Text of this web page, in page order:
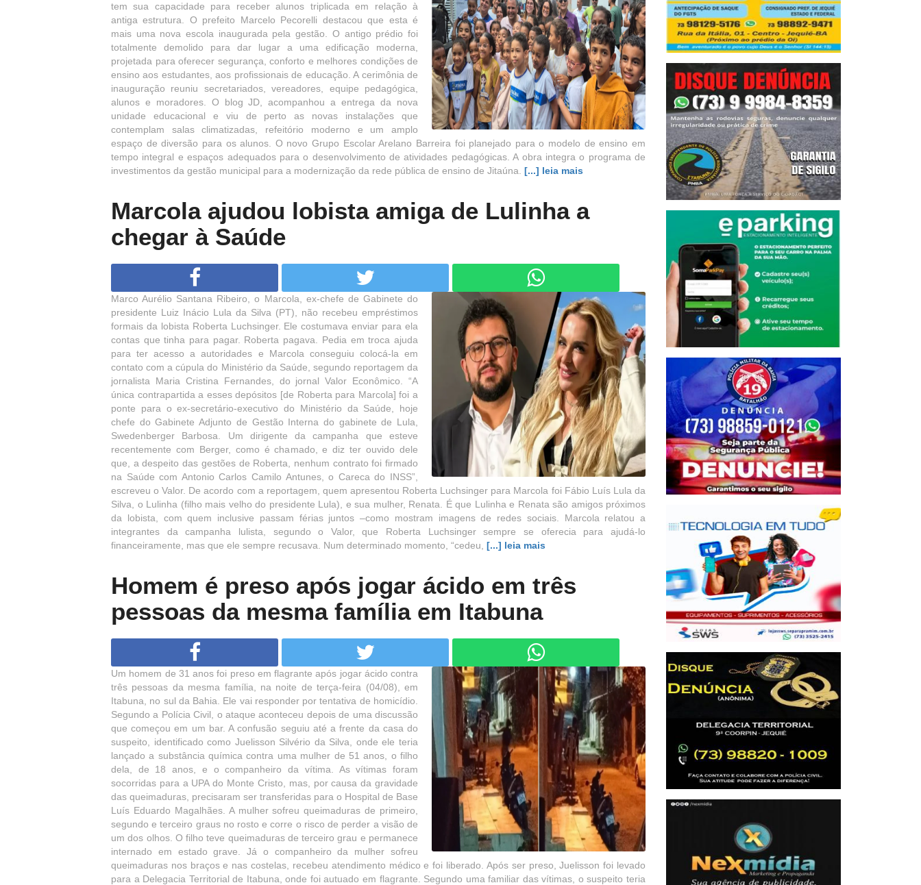
tem sua capacidade para receber alunos triplicada em relação à
antiga estrutura. O prefeito Marcelo Pecorelli destacou que esta é
mais uma nova escola inaugurada pela gestão. O antigo prédio foi
totalmente demolido para dar lugar a uma edificação moderna,
projetada para oferecer segurança, conforto e melhores condições de
ensino aos estudantes, aos profissionais de educação. A cerimônia de
inauguração reuniu secretariados, vereadores, equipe pedagógica,
alunos e moradores. O blog JD, acompanhou a entrega da nova
unidade educacional e viu de perto as novas instalações que
contemplam salas climatizadas, refeitório moderno e um amplo
espaço de diversão para os alunos. O novo Grupo Escolar Arelano Barreira foi planejado para o modelo de ensino em
tempo integral e espaços adequados para o desenvolvimento de atividades pedagógicas. A obra integra o programa de
investimentos da gestão municipal para a modernização da rede pública de ensino de Jitaúna. [...] leia mais
Marcola ajudou lobista amiga de Lulinha a
chegar à Saúde
Marco Aurélio Santana Ribeiro, o Marcola, ex-chefe de Gabinete do
presidente Luiz Inácio Lula da Silva (PT), não recebeu empréstimos
formais da lobista Roberta Luchsinger. Ele costumava enviar para ela
contas que tinha para pagar. Roberta pagava. Pedia em troca ajuda
para ter acesso a autoridades e Marcola conseguiu colocá-la em
contato com a cúpula do Ministério da Saúde, segundo reportagem da
jornalista Maria Cristina Fernandes, do jornal Valor Econômico. “A
única contrapartida a esses depósitos [de Roberta para Marcola] foi a
ponte para o ex-secretário-executivo do Ministério da Saúde, hoje
chefe do Gabinete Adjunto de Gestão Interna do gabinete de Lula,
Swedenberger Barbosa. Um dirigente da campanha que esteve
recentemente com Berger, como é chamado, e diz ter ouvido dele
que, a despeito das gestões de Roberta, nenhum contrato foi firmado
na Saúde com Antonio Carlos Camilo Antunes, o Careca do INSS”,
escreveu o Valor. De acordo com a reportagem, quem apresentou Roberta Luchsinger para Marcola foi Fábio Luís Lula da
Silva, o Lulinha (filho mais velho do presidente Lula), e sua mulher, Renata. É que Lulinha e Renata são amigos próximos
da lobista, com quem inclusive passam férias juntos –como mostram imagens de redes sociais. Marcola relatou a
integrantes da campanha lulista, segundo o Valor, que Roberta Luchsinger sempre se oferecia para ajudá-lo
financeiramente, mas que ele sempre recusava. Num determinado momento, “cedeu, [...] leia mais
Homem é preso após jogar ácido em três
pessoas da mesma família em Itabuna
Um homem de 31 anos foi preso em flagrante após jogar ácido contra
três pessoas da mesma família, na noite de terça-feira (04/08), em
Itabuna, no sul da Bahia. Ele vai responder por tentativa de homicídio.
Segundo a Polícia Civil, o ataque aconteceu depois de uma discussão
que começou em um bar. A confusão seguiu até a frente da casa do
suspeito, identificado como Juelisson Silvério da Silva, onde ele teria
lançado a substância química contra uma mulher de 51 anos, o filho
dela, de 18 anos, e o companheiro da vítima. As vítimas foram
socorridas para a UPA do Monte Cristo, mas, por causa da gravidade
das queimaduras, precisaram ser transferidas para o Hospital de Base
Luís Eduardo Magalhães. A mulher sofreu queimaduras de primeiro,
segundo e terceiro graus no rosto e corre o risco de perder a visão de
um dos olhos. O filho teve queimaduras de terceiro grau e permanece
internado em estado grave. Já o companheiro da mulher sofreu
queimaduras nos braços e nas costelas, recebeu atendimento médico e foi liberado. Após ser preso, Juelisson foi levado
para a Delegacia Territorial de Itabuna, onde foi autuado em flagrante. Segundo uma familiar das vítimas, o suspeito teria